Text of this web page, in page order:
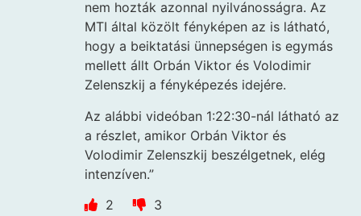
nem hozták azonnal nyilvánosságra. Az
MTI által közölt fényképen az is látható,
hogy a beiktatási ünnepségen is egymás
mellett állt Orbán Viktor és Volodimir
Zelenszkij a fényképezés idejére.
Az alábbi videóban 1:22:30-nál látható az
a részlet, amikor Orbán Viktor és
Volodimir Zelenszkij beszélgetnek, elég
intenzíven.”
2
3